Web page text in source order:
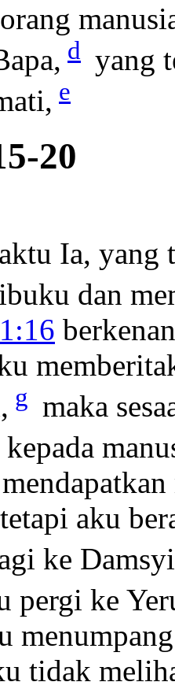
d yang
e
20
Ia, yang
ibuku dan
1:16
g maka
aku
ke
pergi ke
tidak